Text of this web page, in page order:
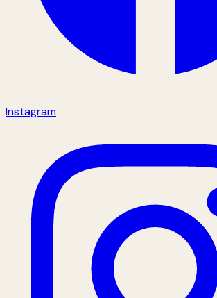
Instagram